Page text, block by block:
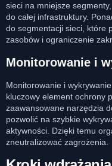
sieci na mniejsze
do całej infrastruktury.
do segmentacji sieci, które
zasobów i ograniczenie
Monitorowanie i
Monitorowanie i
kluczowy element ochrony
zaawansowane narzędzia
pozwolić na szybkie
aktywności. Dzięki temu
zneutralizować zagrożenia.